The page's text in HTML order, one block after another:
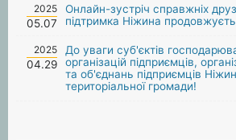
2025
05.07
Онлайн-зустріч справжніх
підтримка Ніжина
2025
04.29
До уваги суб'єктів
організацій підприємців,
та об'єднань підприємців
територіальної громади!